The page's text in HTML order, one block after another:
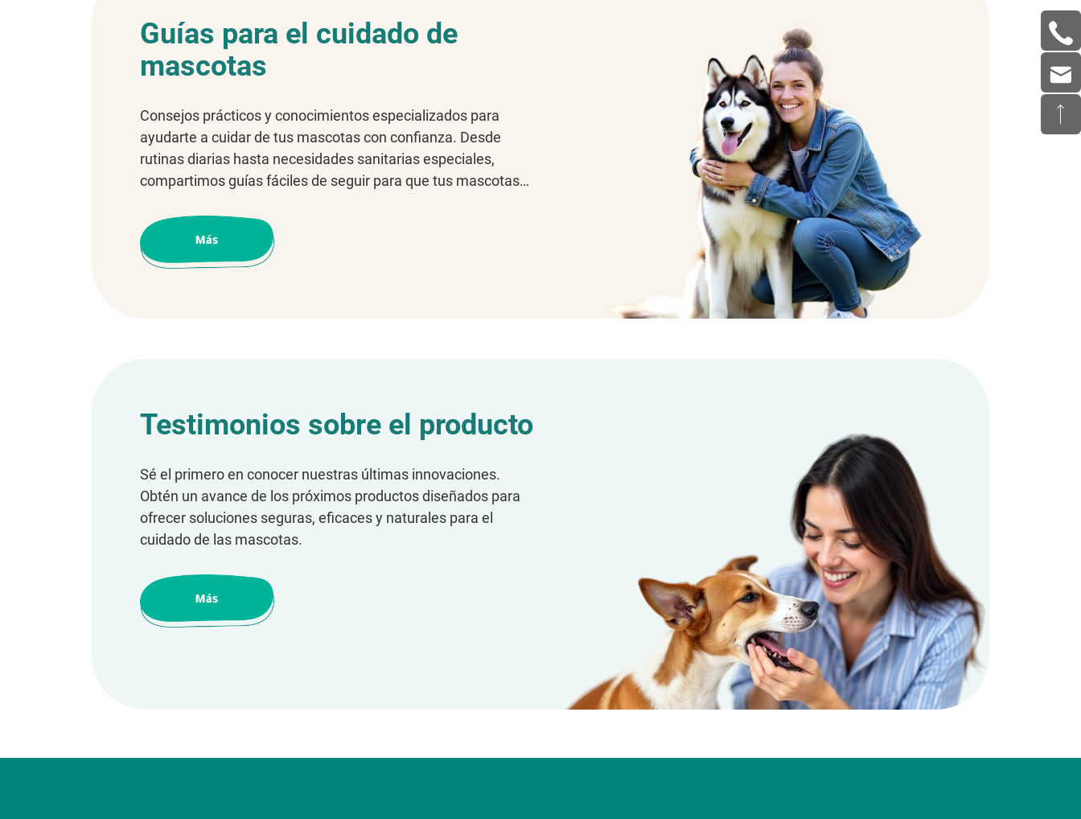
Guías para el cuidado de
mascotas
Consejos prácticos y conocimientos especializados para
ayudarte a cuidar de tus mascotas con confianza. Desde
rutinas diarias hasta necesidades sanitarias especiales,
compartimos guías fáciles de seguir para que tus mascotas
Más
Testimonios sobre el producto
Sé el primero en conocer nuestras últimas innovaciones.
Obtén un avance de los próximos productos diseñados para
ofrecer soluciones seguras, eficaces y naturales para el
cuidado de las mascotas.
Más